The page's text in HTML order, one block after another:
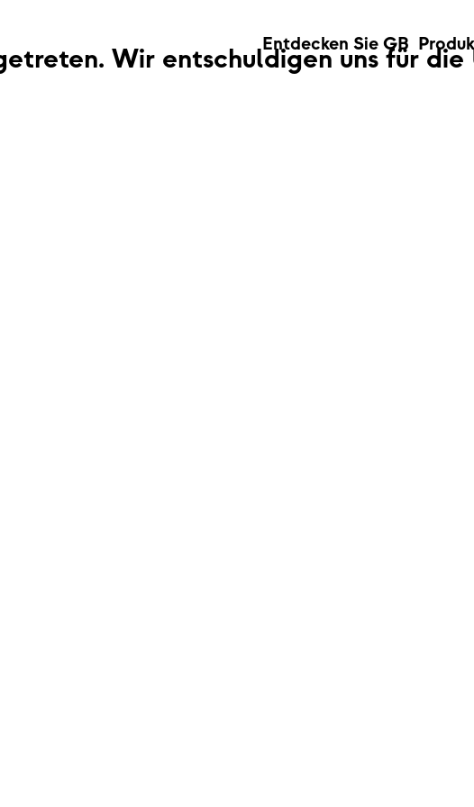
Entdecken Sie GB
Wir entschuldigen uns für die